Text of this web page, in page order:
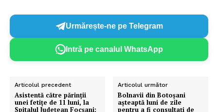
Urmărește-ne pe Telegram
Intră pe canalul WhatsApp
Articolul precedent
Asistentă către părinții
unei fetițe de 11 luni, la
Spitalul Județean Focșani:
Articolul următor
Bolnavii din Botoșani
aşteaptă luni de zile
pentru a fi consultaţi de